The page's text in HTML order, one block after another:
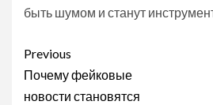
быть шумом и станут
Continue
Reading
Previous
Почему фейковые
новости становятся